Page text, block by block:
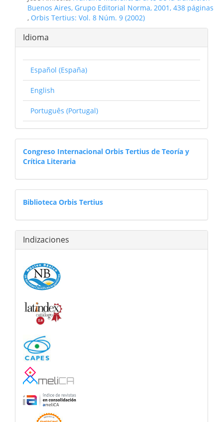
Buenos Aires, Grupo Editorial Norma, 2001, 438 páginas
, Orbis Tertius: Vol. 8 Núm. 9 (2002)
Idioma
Español (España)
English
Português (Portugal)
congresoorbistertius
Congreso Internacional Orbis Tertius de Teoría y
Crítica Literaria
librosdigitales
Biblioteca Orbis Tertius
Indizaciones